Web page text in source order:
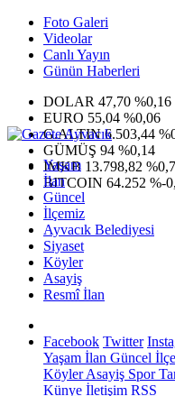
Foto Galeri
Videolar
Canlı Yayın
Günün Haberleri
DOLAR 47,70 %0,16
EURO 55,04 %0,06
G.ALTIN6.503,44
GÜMÜŞ 94 %0,14
IMKB 13.798,82
BITCOIN 64.252 %-
Yaşam
İlan
Güncel
İlçemiz
Ayvacık Belediyesi
Siyaset
Köyler
Asayiş
Resmî İlan
Facebook Twitter
Yaşam İlan Güncel
KöylerAsayiş Spor
Künye İletişim RSS